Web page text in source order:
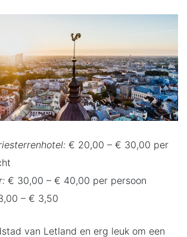
€ 20,00 – € 30,00 per
€ 30,00 – € 40,00 per persoon
– € 3,50
van Letland en erg leuk om een